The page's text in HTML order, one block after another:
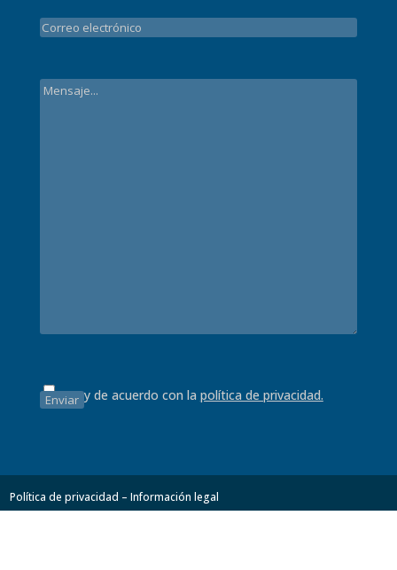
Estoy de acuerdo con la política de privacidad.
Política de privacidad – Información legal